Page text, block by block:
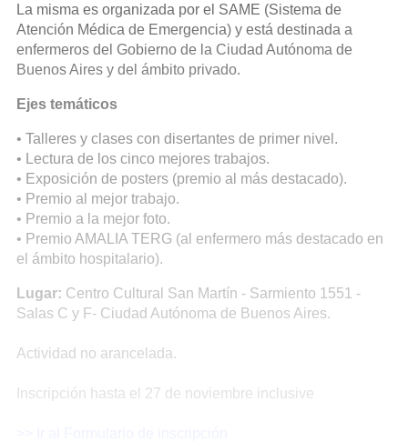
La misma es organizada por el SAME (Sistema de
Atención Médica de Emergencia) y está destinada a
enfermeros del Gobierno de la Ciudad Autónoma de
Buenos Aires y del ámbito privado.
Ejes temáticos
• Talleres y clases con disertantes de primer nivel.
• Lectura de los cinco mejores trabajos.
• Exposición de posters (premio al más destacado).
• Premio al mejor trabajo.
• Premio a la mejor foto.
• Premio AMALIA TERG (al enfermero más destacado en
el ámbito hospitalario).
Lugar: Centro Cultural San Martín - Sarmiento 1551 -
Salas C y F- Ciudad Autónoma de Buenos Aires.
Actividad no arancelada.
Inscripción hasta el 27 de noviembre inclusive